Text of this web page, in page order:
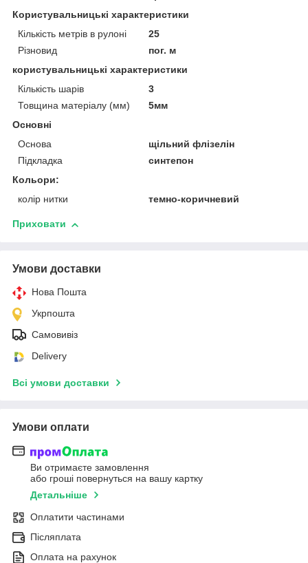
Користувальницькі характеристики
Кількість метрів в рулоні
25
Різновид
пог. м
користувальницькі характеристики
Кількість шарів
3
Товщина матеріалу (мм)
5мм
Основні
Основа
щільний флізелін
Підкладка
синтепон
Кольори:
колір нитки
темно-коричневий
Приховати
Умови доставки
Нова Пошта
Укрпошта
Самовивіз
Delivery
Всі умови доставки
Умови оплати
Ви отримаєте замовлення
або гроші повернуться на вашу картку
Детальніше
Оплатити частинами
Післяплата
Оплата на рахунок